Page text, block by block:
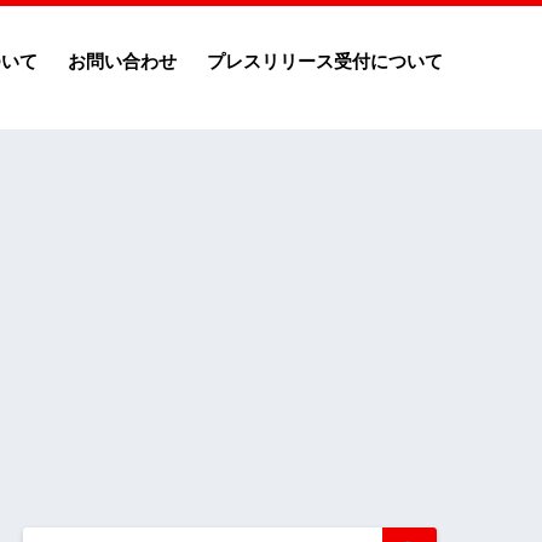
て お問い合わせ プレスリリース受付について